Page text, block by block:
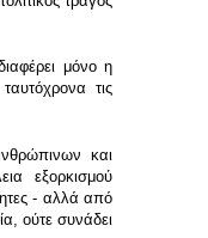
μόνο η
τις
και
εξορκισμού
- αλλά από
ούτε συνάδει